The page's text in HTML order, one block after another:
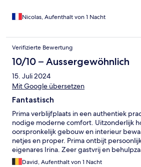
Nicolas, Aufenthalt von 1 Nacht
Verifizierte Bewertung
10/10 – Aussergewöhnlich
15. Juli 2024
Mit Google übersetzen
Fantastisch
Prima verblijfplaats in een authentiek
nodige moderne comfort. Uitzonderlijk
oorspronkelijk gebouw en interieur
netjes en proper. Prima ontbijt
eigenares Irina. Zeer gastvrij en
David, Aufenthalt von 1 Nacht